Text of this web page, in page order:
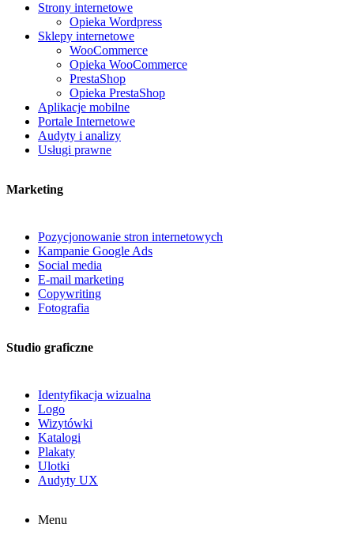
Strony internetowe
Opieka Wordpress
Sklepy internetowe
WooCommerce
Opieka WooCommerce
PrestaShop
Opieka PrestaShop
Aplikacje mobilne
Portale Internetowe
Audyty i analizy
Usługi prawne
Marketing
Pozycjonowanie stron internetowych
Kampanie Google Ads
Social media
E-mail marketing
Copywriting
Fotografia
Studio graficzne
Identyfikacja wizualna
Logo
Wizytówki
Katalogi
Plakaty
Ulotki
Audyty UX
Menu